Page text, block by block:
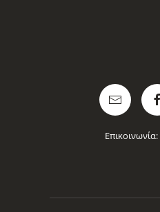
Επικοινωνία: